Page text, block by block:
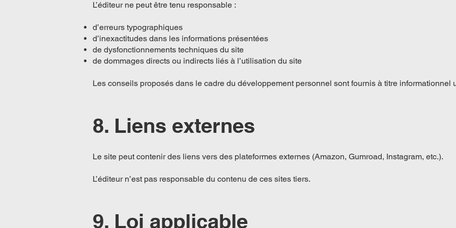
L’éditeur ne peut être tenu responsable :
d’erreurs typographiques
d’inexactitudes dans les informations présentées
de dysfonctionnements techniques du site
de dommages directs ou indirects liés à l’utilisation du site
Les conseils proposés dans le cadre du développement personnel sont fournis à titre informationnel
8. Liens externes
Le site peut contenir des liens vers des plateformes externes (Amazon, Gumroad, Instagram, etc.).
L’éditeur n’est pas responsable du contenu de ces sites tiers.
9. Loi applicable